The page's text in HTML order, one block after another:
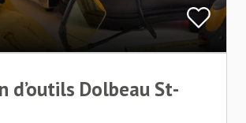
d’outils Dolbeau St-